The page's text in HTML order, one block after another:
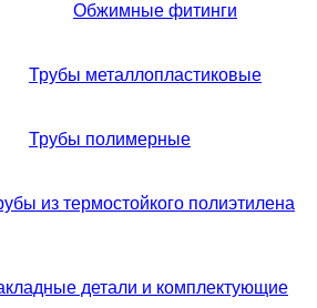
Обжимные фитинги
Трубы металлопластиковые
Трубы полимерные
из термостойкого полиэтилена
детали и комплектующие